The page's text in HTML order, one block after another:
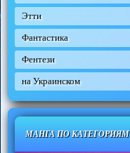
Этти
Фантастика
Фентези
на Украинском
МАНГА ПО КАТЕГОРИЯМ